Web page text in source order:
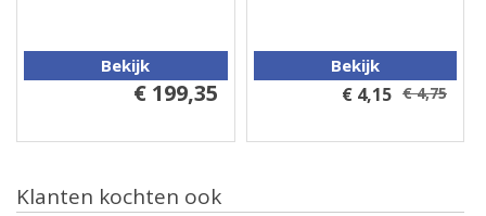
Bekijk
€ 199,35
Bekijk
€ 4,15 € 4,75
Klanten kochten ook